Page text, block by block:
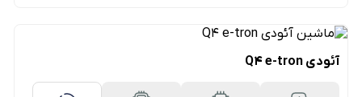
آئودی Q4 e-tron